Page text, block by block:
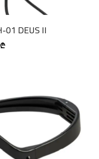
01 DEUS II
₾